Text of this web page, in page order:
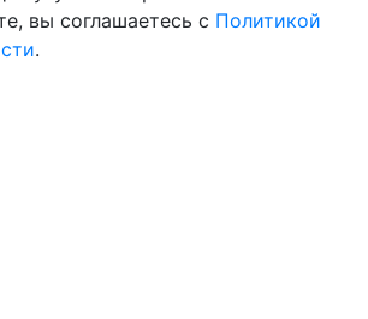
вы соглашаетесь с Политикой
.